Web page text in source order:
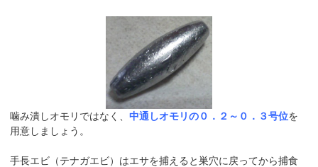
噛み潰しオモリではなく、中通しオモリの０．２～０．３号位を
用意しましょう。
手長エビ（テナガエビ）はエサを捕えると巣穴に戻ってから捕食